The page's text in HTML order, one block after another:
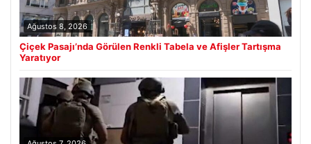
Ağustos 8, 2026
Çiçek Pasajı’nda Görülen Renkli Tabela ve Afişler Tartışma
Yaratıyor